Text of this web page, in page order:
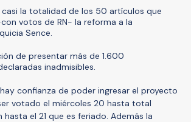
la totalidad de los 50 artículos que
votos de RN- la reforma a la
Sence.
de presentar más de 1.600
inadmisibles.
confianza de poder ingresar el proyecto
votado el miércoles 20 hasta total
el 21 que es feriado. Además la